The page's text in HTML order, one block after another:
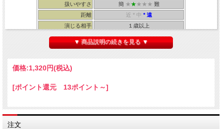
扱いやすさ
簡 ★★★★★ 難
距離
近 * 中 * 遠
演じる相手
１歳以上
所要時間
２０秒～１分
・メーカー/Tenyo ・解説書/Tenyo
真赤なハンカチーフがあなたの手の上で
▼ 商品説明の続きを見る ▼
価格:1,320円(税込)
[ポイント還元 13ポイント～]
注文